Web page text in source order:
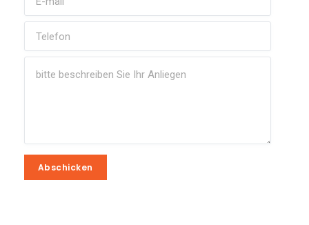
Abschicken
Abschicken